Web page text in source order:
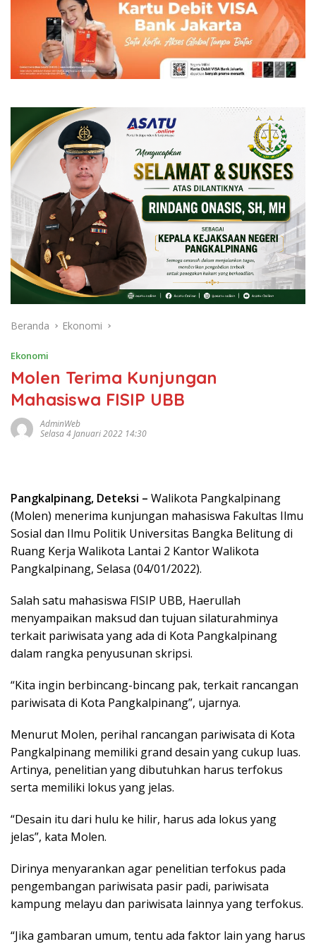
Beranda Ekonomi
Ekonomi
Molen Terima Kunjungan
Mahasiswa FISIP UBB
AdminWeb
Selasa 4 Januari 2022 14:30
Pangkalpinang, Deteksi – Walikota Pangkalpinang
(Molen) menerima kunjungan mahasiswa Fakultas Ilmu
Sosial dan Ilmu Politik Universitas Bangka Belitung di
Ruang Kerja Walikota Lantai 2 Kantor Walikota
Pangkalpinang, Selasa (04/01/2022).
Salah satu mahasiswa FISIP UBB, Haerullah
menyampaikan maksud dan tujuan silaturahminya
terkait pariwisata yang ada di Kota Pangkalpinang
dalam rangka penyusunan skripsi.
“Kita ingin berbincang-bincang pak, terkait rancangan
pariwisata di Kota Pangkalpinang”, ujarnya.
Menurut Molen, perihal rancangan pariwisata di Kota
Pangkalpinang memiliki grand desain yang cukup luas.
Artinya, penelitian yang dibutuhkan harus terfokus
serta memiliki lokus yang jelas.
“Desain itu dari hulu ke hilir, harus ada lokus yang
jelas”, kata Molen.
Dirinya menyarankan agar penelitian terfokus pada
pengembangan pariwisata pasir padi, pariwisata
kampung melayu dan pariwisata lainnya yang terfokus.
“Jika gambaran umum, tentu ada faktor lain yang harus